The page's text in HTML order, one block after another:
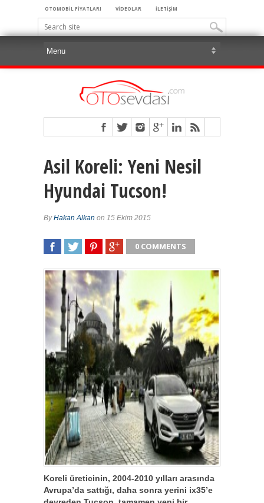
OTOMOBİL FİYATLARI VİDEOLAR İLETİŞİM
Asil Koreli: Yeni Nesil
Hyundai Tucson!
ByHakan Alkan on 15 Ekim 2015
0 COMMENTS
Koreli üreticinin, 2004-2010 yılları arasında
Avrupa’da sattığı, daha sonra yerini ix35’e